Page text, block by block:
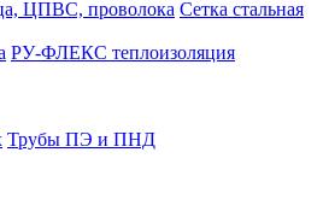
ЦПВС, проволока Сетка стальная
РУ-ФЛЕКС теплоизоляция
Трубы ПЭ и ПНД